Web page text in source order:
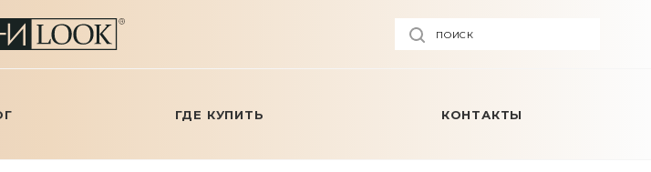
ПОИСК
ГДЕ КУПИТЬ КОНТАКТЫ